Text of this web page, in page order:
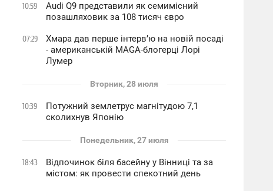
10:59
Audi Q9 представили як семимісний
позашляховик за 108 тисяч євро
07:29
Хмара дав перше інтервʼю на новій посаді
- американській MAGA-блогерці Лорі
Лумер
Вторник, 28 июля
10:39
Потужний землетрус магнітудою 7,1
сколихнув Японію
Понедельник, 27 июля
18:43
Відпочинок біля басейну у Вінниці та за
містом: як провести спекотний день